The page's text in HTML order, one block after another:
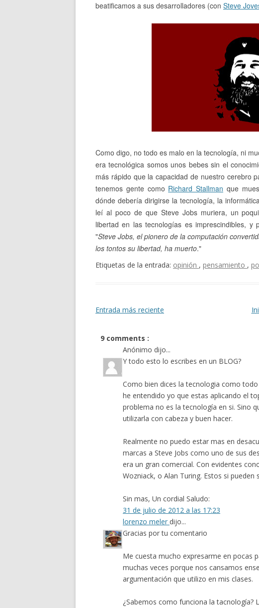
beatificamos a sus desarrolladores (con Steve
Como digo, no todo es malo en la tecnología, ni
era tecnológica somos unos bebes sin el
más rápido que la capacidad de nuestro cerebro
tenemos gente como Richard Stallman que
dónde debería dirigirse la tecnología, la
leí al poco de que Steve Jobs muriera, un
libertad en las tecnologías es imprescindibles,
"Steve Jobs, el pionero de la computación
los tontos su libertad, ha muerto."
Etiquetas de la entrada: opinión , pensamiento ,
Entrada más reciente
9 comments :
Anónimo dijo...
Y todo esto lo escribes en un BLOG?
Como bien dices la tecnologia como
he entendido yo que estas aplicando el
problema no es la tecnología en si. Sino
utilizarla con cabeza y buen hacer.
Realmente no puedo estar mas en
marcas a Steve Jobs como uno de sus
era un gran comercial. Con evidentes
Wozniack, o Alan Turing. Estos si pueden
Sin mas, Un cordial Saludo:
31 de julio de 2012 a las 17:23
lorenzo meler dijo...
Gracias por tu comentario
Me cuesta mucho expresarme en pocas
muchas veces porque nos cansamos
argumentación que utilizo en mis clases.
¿Sabemos como funciona la tacnología?